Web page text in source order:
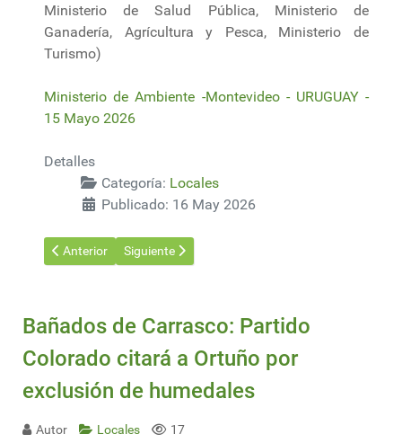
Ministerio de Salud Pública, Ministerio de
Ganadería, Agrícultura y Pesca, Ministerio de
Turismo)
Ministerio de Ambiente -Montevideo - URUGUAY -
15 Mayo 2026
Detalles
Categoría: Locales
Publicado: 16 May 2026
Artículo anterior: Prácticos en el puerto: un sistema que
Anterior Artículo siguiente: Patrimonio: Reinician obras en
Siguiente
Bañados de Carrasco: Partido
Colorado citará a Ortuño por
exclusión de humedales
Autor Locales 17